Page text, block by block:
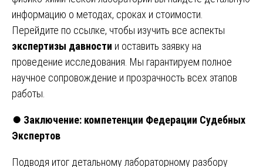
информацию о методах, сроках и стоимости.
Перейдите по ссылке, чтобы изучить все аспекты
экспертизы давности и оставить заявку на
проведение исследования. Мы гарантируем полное
научное сопровождение и прозрачность всех этапов
работы.
⏺️ Заключение: компетенции Федерации Судебных
Экспертов
Подводя итог детальному лабораторному разбору